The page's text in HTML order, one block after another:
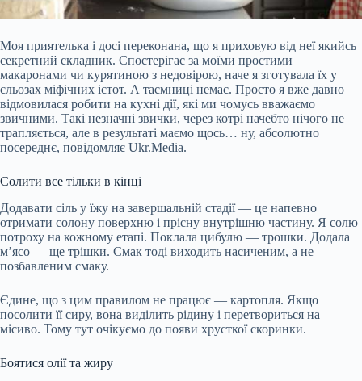
Моя приятелька і досі переконана, що я приховую від неї якийсь
секретний складник. Спостерігає за моїми простими
макаронами чи курятиною з недовірою, наче я зготувала їх у
сльозах міфічних істот. А таємниці немає. Просто я вже давно
відмовилася робити на кухні дії, які ми чомусь вважаємо
звичними. Такі незначні звички, через котрі начебто нічого не
трапляється, але в результаті маємо щось… ну, абсолютно
посереднє, повідомляє Ukr.Media.
Солити все тільки в кінці
Додавати сіль у їжу на завершальній стадії — це напевно
отримати солону поверхню і прісну внутрішню частину. Я солю
потроху на кожному етапі. Поклала цибулю — трошки. Додала
м’ясо — ще трішки. Смак тоді виходить насиченим, а не
позбавленим смаку.
Єдине, що з цим правилом не працює — картопля. Якщо
посолити її сиру, вона виділить рідину і перетвориться на
місиво. Тому тут очікуємо до появи хрусткої скоринки.
Боятися олії та жиру